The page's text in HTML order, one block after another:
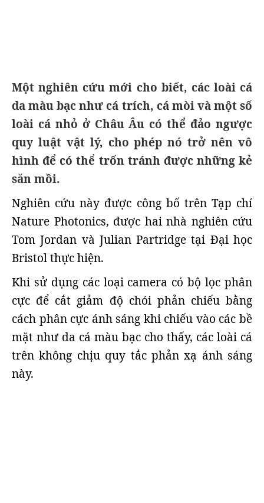
Một nghiên cứu mới cho biết, các loài cá
da màu bạc như cá trích, cá mòi và một số
loài cá nhỏ ở Châu Âu có thể đảo ngược
quy luật vật lý, cho phép nó trở nên vô
hình để có thể trốn tránh được những kẻ
săn mồi.
Nghiên cứu này được công bố trên Tạp chí
Nature Photonics, được hai nhà nghiên cứu
Tom Jordan và Julian Partridge tại Đại học
Bristol thực hiện.
Khi sử dụng các loại camera có bộ lọc phân
cực để cắt giảm độ chói phản chiếu bằng
cách phân cực ánh sáng khi chiếu vào các bề
mặt như da cá màu bạc cho thấy, các loài cá
trên không chịu quy tắc phản xạ ánh sáng
này.